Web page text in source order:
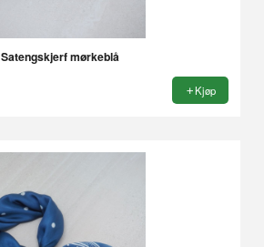
Satengskjerf mørkeblå
Kjøp